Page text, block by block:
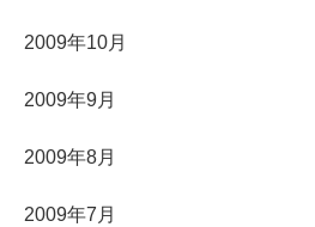
2009年10月
2009年9月
2009年8月
2009年7月